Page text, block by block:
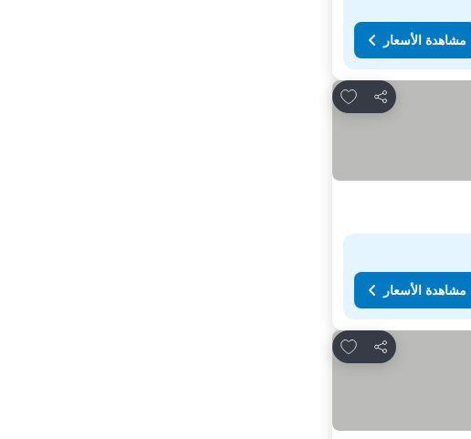
مشاهدة الأسعار
مشاركة
Add to favorites
مشاهدة الأسعار
مشاركة
Add to favorites